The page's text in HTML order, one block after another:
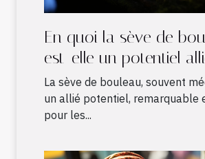
En quoi la sève de
est-elle un potentiel
les sportifs ?
La sève de bouleau, souvent
un allié potentiel, remarquable
pour les...